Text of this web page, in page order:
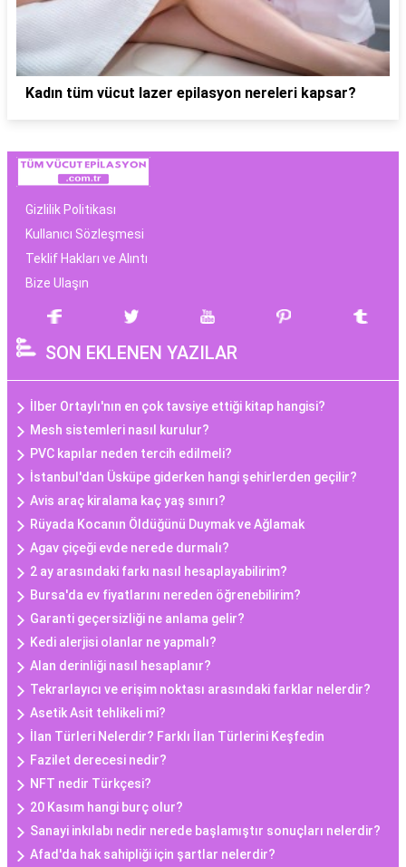
Kadın tüm vücut lazer epilasyon nereleri kapsar?
Gizlilik Politikası
Kullanıcı Sözleşmesi
Teklif Hakları ve Alıntı
Bize Ulaşın
SON EKLENEN YAZILAR
İlber Ortaylı'nın en çok tavsiye ettiği kitap hangisi?
Mesh sistemleri nasıl kurulur?
PVC kapılar neden tercih edilmeli?
İstanbul'dan Üsküpe giderken hangi şehirlerden geçilir?
Avis araç kiralama kaç yaş sınırı?
Rüyada Kocanın Öldüğünü Duymak ve Ağlamak
Agav çiçeği evde nerede durmalı?
2 ay arasındaki farkı nasıl hesaplayabilirim?
Bursa'da ev fiyatlarını nereden öğrenebilirim?
Garanti geçersizliği ne anlama gelir?
Kedi alerjisi olanlar ne yapmalı?
Alan derinliği nasıl hesaplanır?
Tekrarlayıcı ve erişim noktası arasındaki farklar nelerdir?
Asetik Asit tehlikeli mi?
İlan Türleri Nelerdir? Farklı İlan Türlerini Keşfedin
Fazilet derecesi nedir?
NFT nedir Türkçesi?
20 Kasım hangi burç olur?
Sanayi inkılabı nedir nerede başlamıştır sonuçları nelerdir?
Afad'da hak sahipliği için şartlar nelerdir?